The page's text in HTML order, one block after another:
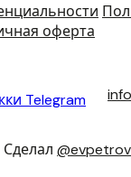
оферта
Telegram